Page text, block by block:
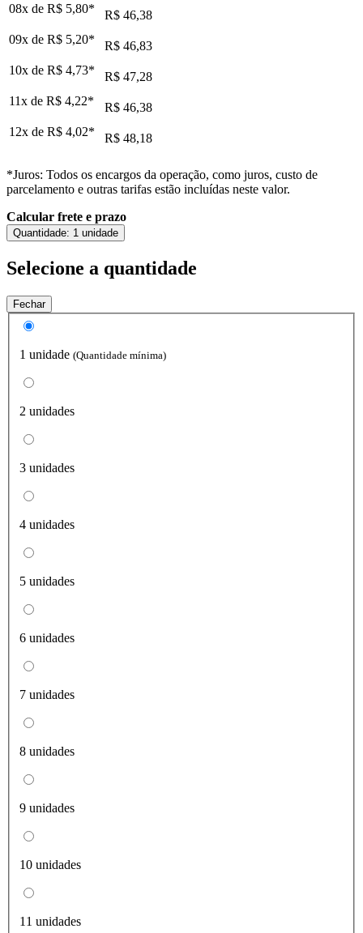
08x de R$ 5,80*
R$ 46,38
09x de R$ 5,20*
R$ 46,83
10x de R$ 4,73*
R$ 47,28
11x de R$ 4,22*
R$ 46,38
12x de R$ 4,02* R$ 48,18
*Juros: Todos os encargos da operação, como juros, custo de
parcelamento e outras tarifas estão incluídas neste valor.
Calcular frete e prazo
Quantidade: 1 unidade
Selecione a quantidade
Fechar
1 unidade (Quantidade mínima)
2 unidades
3 unidades
4 unidades
5 unidades
6 unidades
7 unidades
8 unidades
9 unidades
10 unidades
11 unidades